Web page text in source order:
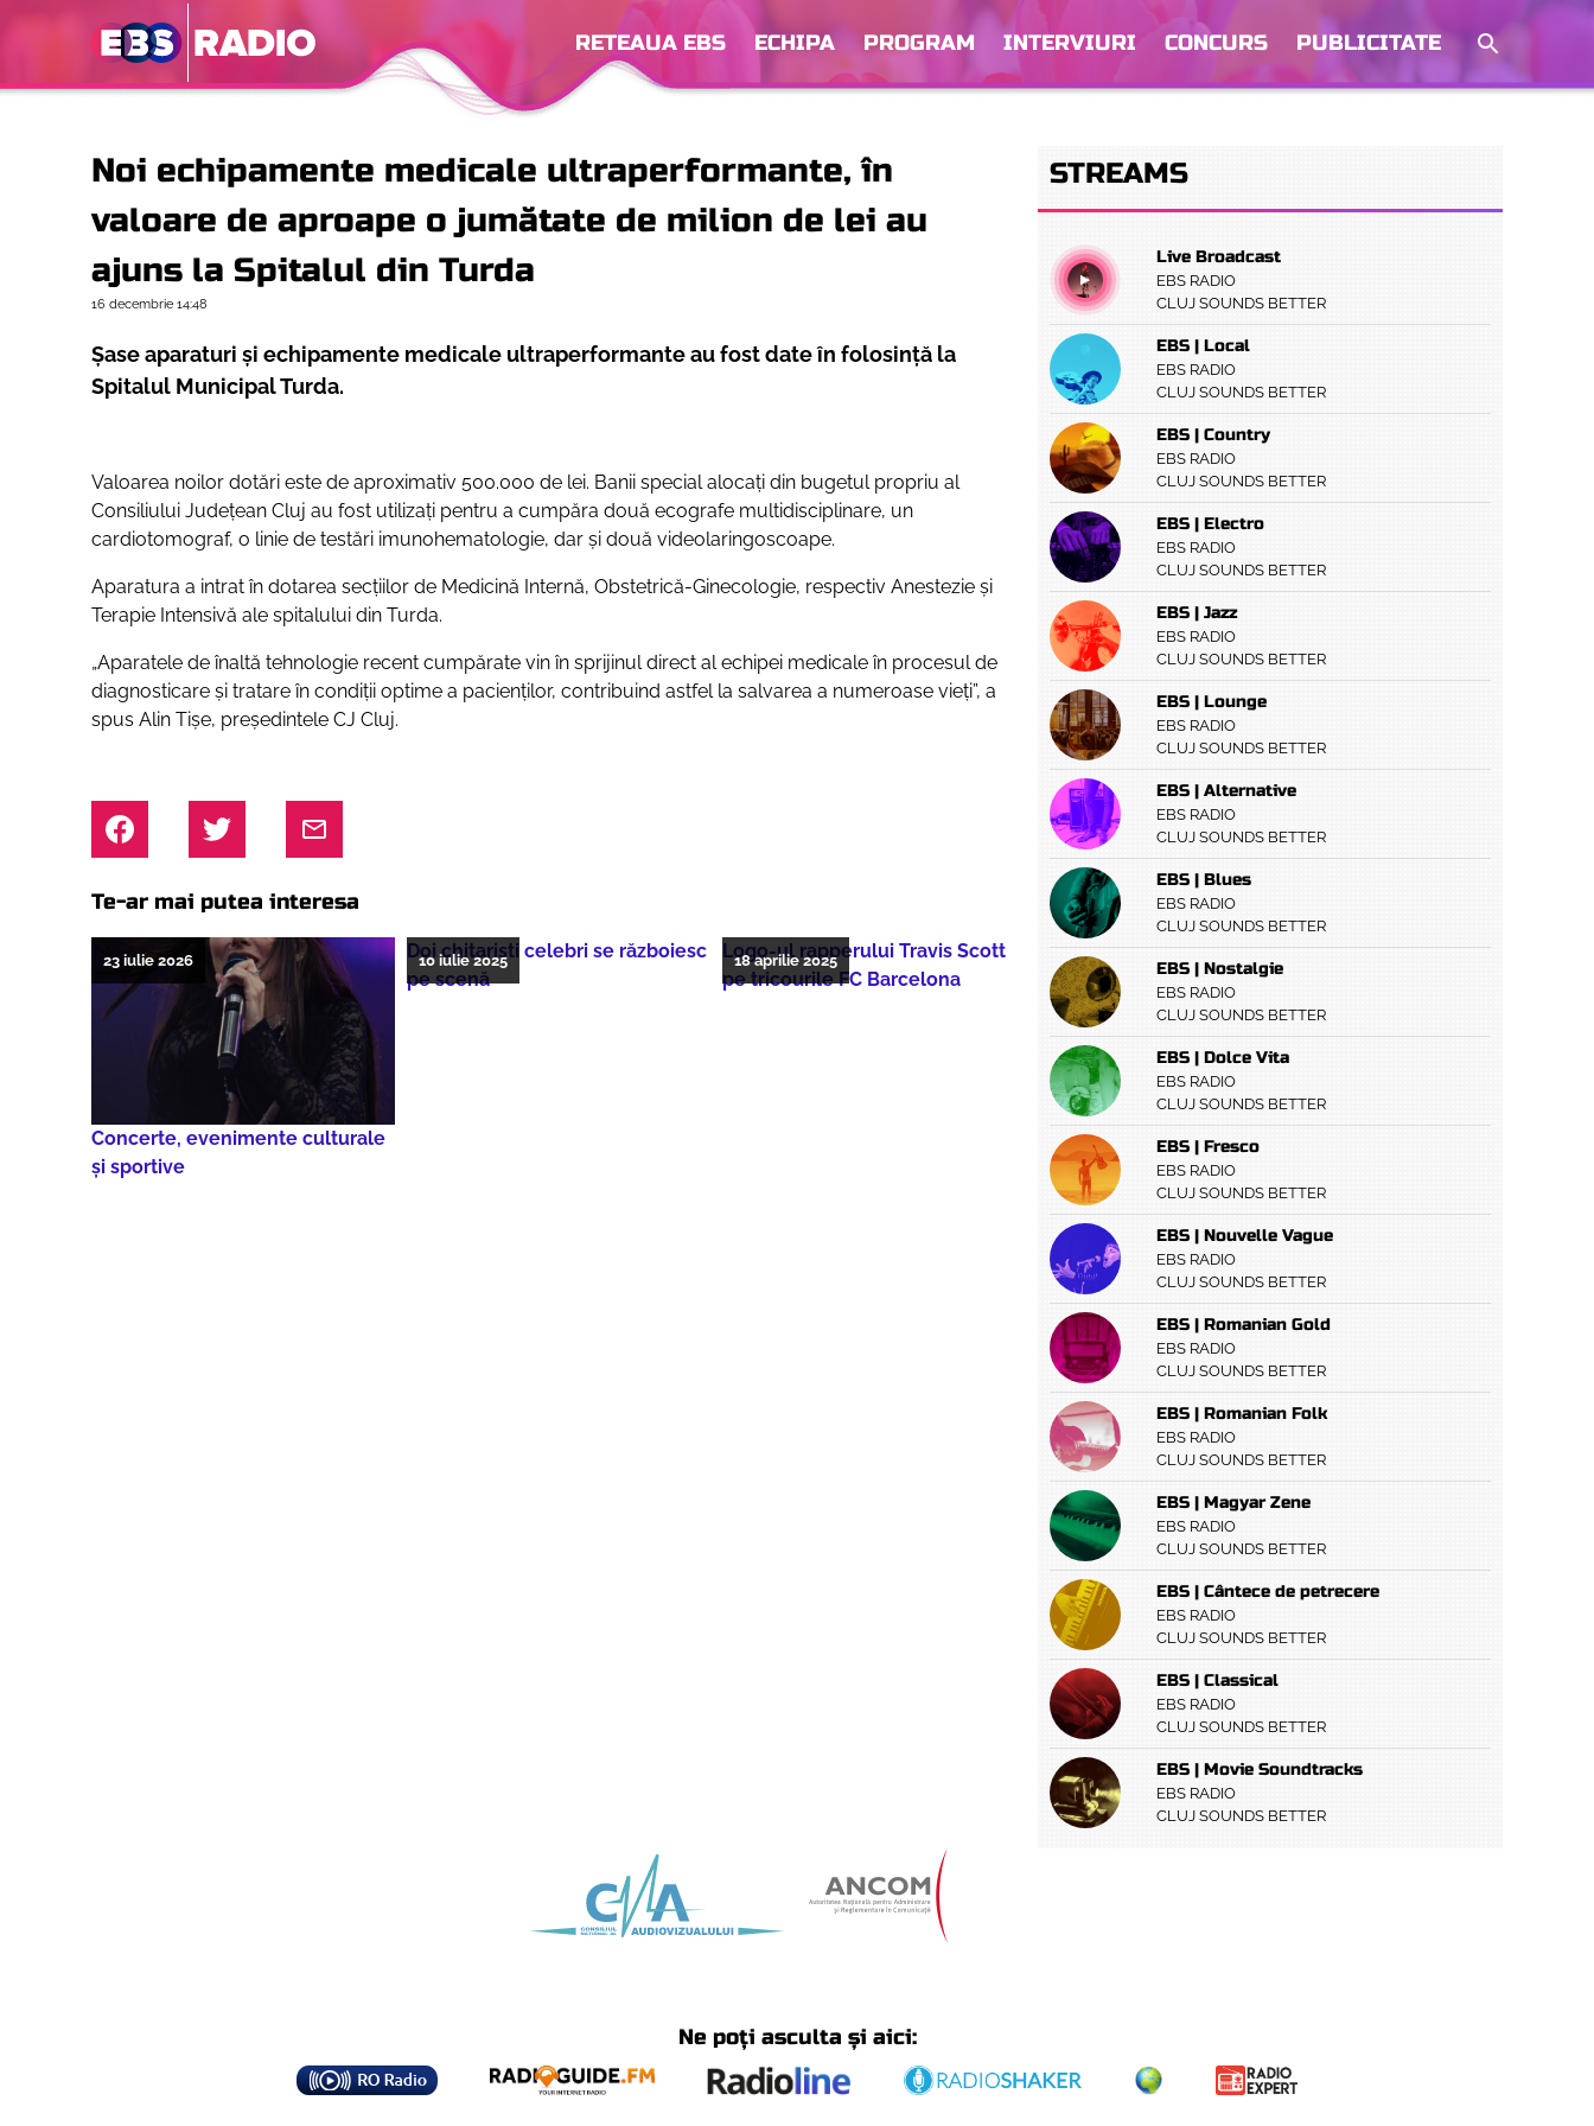
RETEAUA EBS ECHIPA PROGRAM INTERVIURI CONCURS PUBLICITATE
Noi echipamente medicale ultraperformante, în
valoare de aproape o jumătate de milion de lei au
ajuns la Spitalul din Turda
16 decembrie 14:48
Șase aparaturi și echipamente medicale ultraperformante au fost date în folosință la
Spitalul Municipal Turda.
Valoarea noilor dotări este de aproximativ 500.000 de lei. Banii special alocați din bugetul propriu al
Consiliului Județean Cluj au fost utilizați pentru a cumpăra două ecografe multidisciplinare, un
cardiotomograf, o linie de testări imunohematologie, dar și două videolaringoscoape.
Aparatura a intrat în dotarea secțiilor de Medicină Internă, Obstetrică-Ginecologie, respectiv Anestezie și
Terapie Intensivă ale spitalului din Turda.
„Aparatele de înaltă tehnologie recent cumpărate vin în sprijinul direct al echipei medicale în procesul de
diagnosticare și tratare în condiții optime a pacienților, contribuind astfel la salvarea a numeroase vieți”, a
spus Alin Tișe, președintele CJ Cluj.
Te-ar mai putea interesa
Concerte, evenimente culturale
şi sportive
23 iulie 2026
Doi chitarişti celebri se războiesc
pe scenă
10 iulie 2025
Logo-ul rapperului Travis Scott
pe tricourile FC Barcelona
18 aprilie 2025
STREAMS
Live Broadcast
EBS RADIO
CLUJ SOUNDS BETTER
EBS | Local
EBS RADIO
CLUJ SOUNDS BETTER
EBS | Country
EBS RADIO
CLUJ SOUNDS BETTER
EBS | Electro
EBS RADIO
CLUJ SOUNDS BETTER
EBS | Jazz
EBS RADIO
CLUJ SOUNDS BETTER
EBS | Lounge
EBS RADIO
CLUJ SOUNDS BETTER
EBS | Alternative
EBS RADIO
CLUJ SOUNDS BETTER
EBS | Blues
EBS RADIO
CLUJ SOUNDS BETTER
EBS | Nostalgie
EBS RADIO
CLUJ SOUNDS BETTER
EBS | Dolce Vita
EBS RADIO
CLUJ SOUNDS BETTER
EBS | Fresco
EBS RADIO
CLUJ SOUNDS BETTER
EBS | Nouvelle Vague
EBS RADIO
CLUJ SOUNDS BETTER
EBS | Romanian Gold
EBS RADIO
CLUJ SOUNDS BETTER
EBS | Romanian Folk
EBS RADIO
CLUJ SOUNDS BETTER
EBS | Magyar Zene
EBS RADIO
CLUJ SOUNDS BETTER
EBS | Cântece de petrecere
EBS RADIO
CLUJ SOUNDS BETTER
EBS | Classical
EBS RADIO
CLUJ SOUNDS BETTER
EBS | Movie Soundtracks
EBS RADIO
CLUJ SOUNDS BETTER
Ne poți asculta și aici: